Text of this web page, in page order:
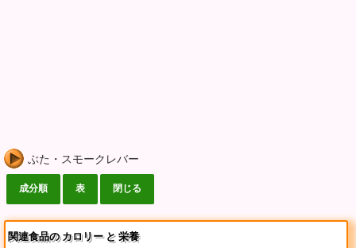
ぶた・スモークレバー
関連食品の カロリー と 栄養